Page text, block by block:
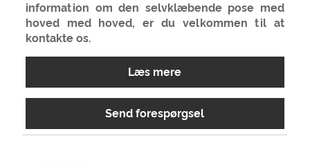
information om den selvklæbende pose med
hoved med hoved, er du velkommen til at
kontakte os.
Læs mere
Send forespørgsel